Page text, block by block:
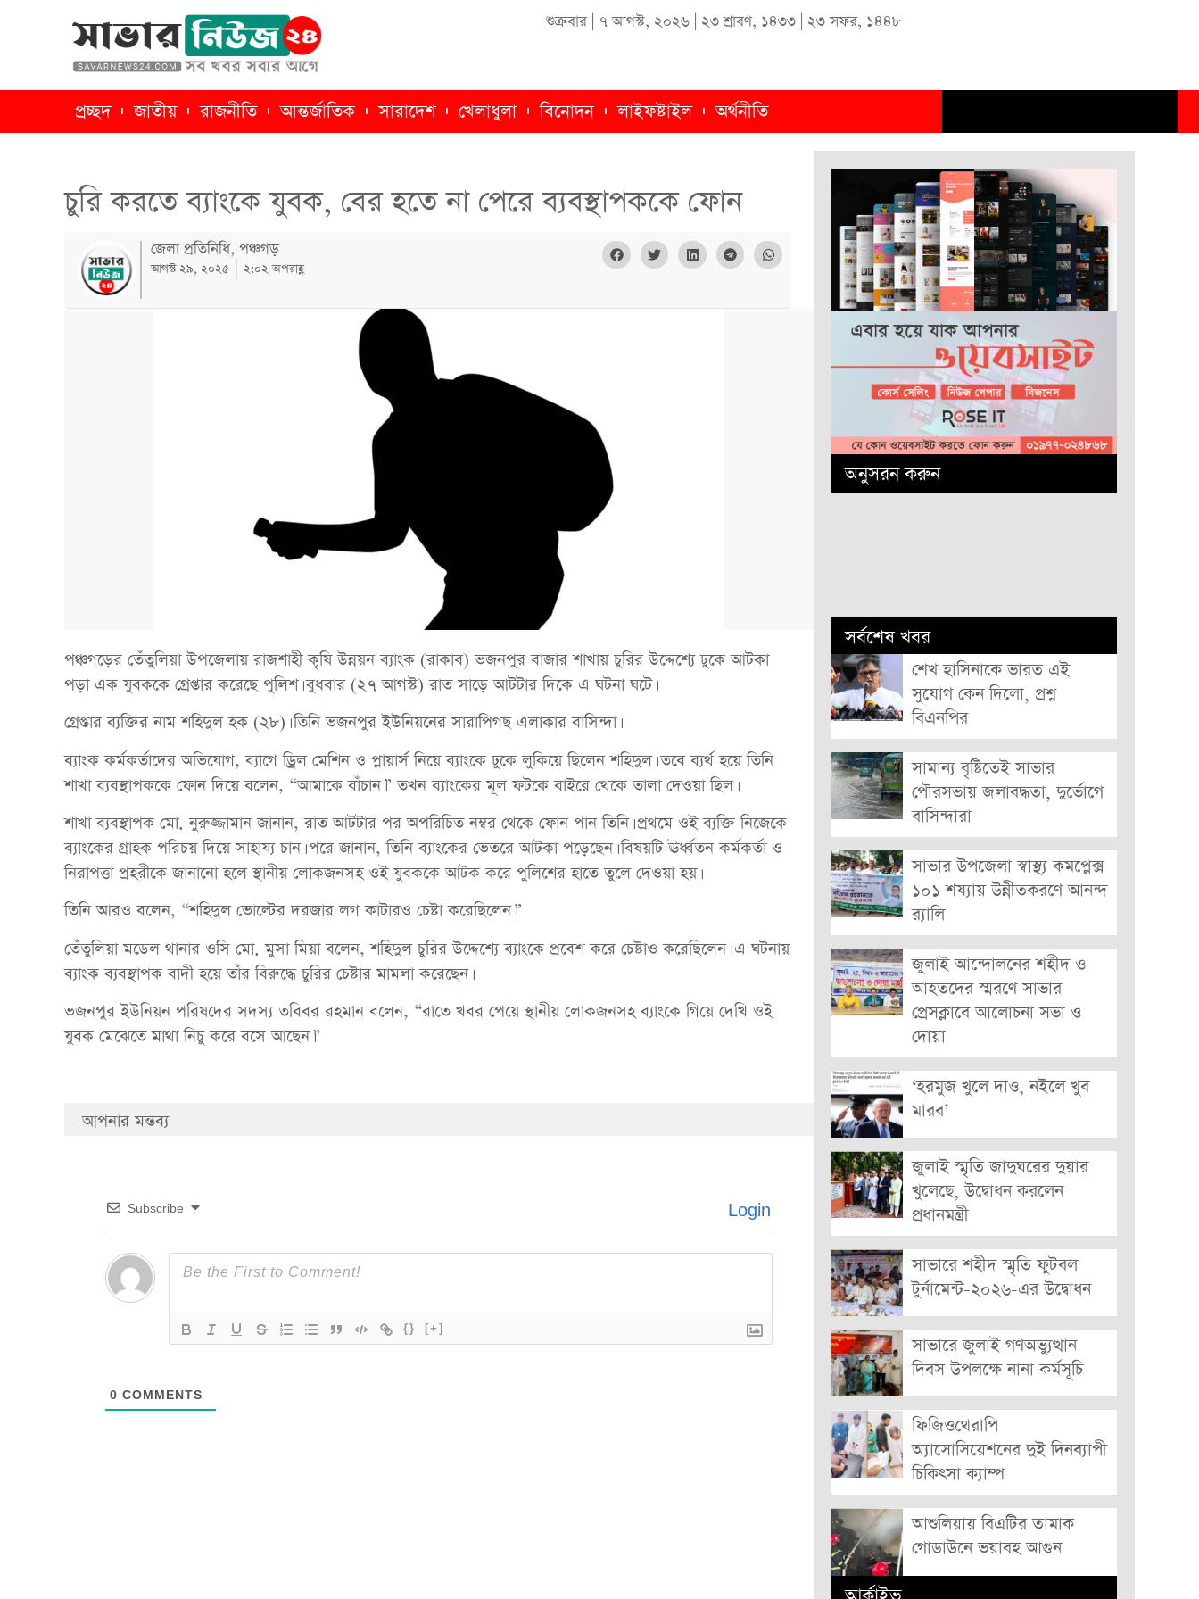
শুক্রবার ৭ আগস্ট, ২০২৬ ২৩ শ্রাবণ, ১৪৩৩ ২৩ সফর, ১৪৪৮
প্রচ্ছদ জাতীয় রাজনীতি আন্তর্জাতিক সারাদেশ খেলাধুলা বিনোদন লাইফষ্টাইল অর্থনীতি
চুরি করতে ব্যাংকে যুবক, বের হতে না পেরে ব্যবস্থাপককে ফোন
জেলা প্রতিনিধি, পঞ্চগড়
আগস্ট ২৯, ২০২৫ ২:০২ অপরাহ্ণ
পঞ্চগড়ের তেঁতুলিয়া উপজেলায় রাজশাহী কৃষি উন্নয়ন ব্যাংক (রাকাব) ভজনপুর বাজার শাখায় চুরির উদ্দেশ্যে ঢুকে আটকা
পড়া এক যুবককে গ্রেপ্তার করেছে পুলিশ। বুধবার (২৭ আগস্ট) রাত সাড়ে আটটার দিকে এ ঘটনা ঘটে।
গ্রেপ্তার ব্যক্তির নাম শহিদুল হক (২৮)। তিনি ভজনপুর ইউনিয়নের সারাপিগছ এলাকার বাসিন্দা।
ব্যাংক কর্মকর্তাদের অভিযোগ, ব্যাগে ড্রিল মেশিন ও প্লায়ার্স নিয়ে ব্যাংকে ঢুকে লুকিয়ে ছিলেন শহিদুল। তবে ব্যর্থ হয়ে তিনি
শাখা ব্যবস্থাপককে ফোন দিয়ে বলেন, “আমাকে বাঁচান।” তখন ব্যাংকের মূল ফটকে বাইরে থেকে তালা দেওয়া ছিল।
শাখা ব্যবস্থাপক মো. নুরুজ্জামান জানান, রাত আটটার পর অপরিচিত নম্বর থেকে ফোন পান তিনি। প্রথমে ওই ব্যক্তি নিজেকে
ব্যাংকের গ্রাহক পরিচয় দিয়ে সাহায্য চান। পরে জানান, তিনি ব্যাংকের ভেতরে আটকা পড়েছেন। বিষয়টি ঊর্ধ্বতন কর্মকর্তা ও
নিরাপত্তা প্রহরীকে জানানো হলে স্থানীয় লোকজনসহ ওই যুবককে আটক করে পুলিশের হাতে তুলে দেওয়া হয়।
তিনি আরও বলেন, “শহিদুল ভোল্টের দরজার লগ কাটারও চেষ্টা করেছিলেন।”
তেঁতুলিয়া মডেল থানার ওসি মো. মুসা মিয়া বলেন, শহিদুল চুরির উদ্দেশ্যে ব্যাংকে প্রবেশ করে চেষ্টাও করেছিলেন। এ ঘটনায়
ব্যাংক ব্যবস্থাপক বাদী হয়ে তাঁর বিরুদ্ধে চুরির চেষ্টার মামলা করেছেন।
ভজনপুর ইউনিয়ন পরিষদের সদস্য তবিবর রহমান বলেন, “রাতে খবর পেয়ে স্থানীয় লোকজনসহ ব্যাংকে গিয়ে দেখি ওই
যুবক মেঝেতে মাথা নিচু করে বসে আছেন।”
আপনার মন্তব্য
Subscribe Login
{} [+]
0 COMMENTS
অনুসরন করুন
সর্বশেষ খবর
শেখ হাসিনাকে ভারত এই
সুযোগ কেন দিলো, প্রশ্ন
বিএনপির
সামান্য বৃষ্টিতেই সাভার
পৌরসভায় জলাবদ্ধতা, দুর্ভোগে
বাসিন্দারা
সাভার উপজেলা স্বাস্থ্য কমপ্লেক্স
১০১ শয্যায় উন্নীতকরণে আনন্দ
র‍্যালি
জুলাই আন্দোলনের শহীদ ও
আহতদের স্মরণে সাভার
প্রেসক্লাবে আলোচনা সভা ও
দোয়া
‘হরমুজ খুলে দাও, নইলে খুব
মারব’
জুলাই স্মৃতি জাদুঘরের দুয়ার
খুলেছে, উদ্বোধন করলেন
প্রধানমন্ত্রী
সাভারে শহীদ স্মৃতি ফুটবল
টুর্নামেন্ট-২০২৬-এর উদ্বোধন
সাভারে জুলাই গণঅভ্যুত্থান
দিবস উপলক্ষে নানা কর্মসূচি
ফিজিওথেরাপি
অ্যাসোসিয়েশনের দুই দিনব্যাপী
চিকিৎসা ক্যাম্প
আশুলিয়ায় বিএটির তামাক
গোডাউনে ভয়াবহ আগুন